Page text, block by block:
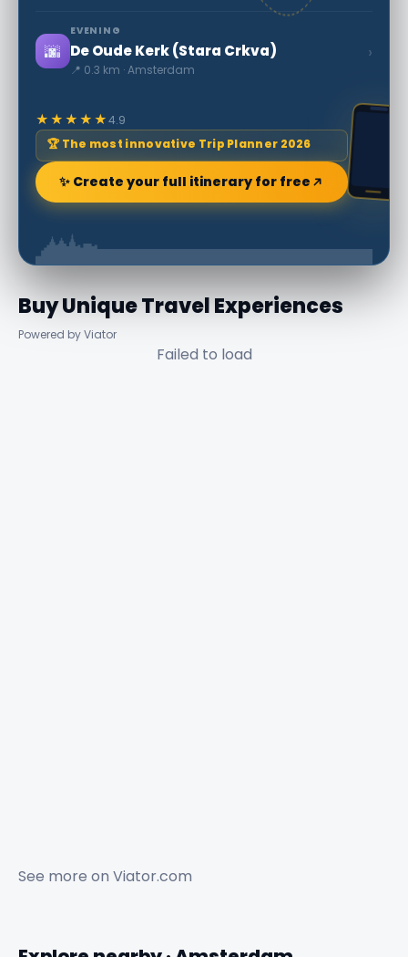
🌆
EVENING
De Oude Kerk (Stara Crkva)
📍 0.3 km · Amsterdam
›
★★★★★4.9
🏆 The most innovative Trip Planner 2026
✨ Create your full itinerary for free
Buy Unique Travel Experiences
Powered by Viator
Failed to load
See more on Viator.com